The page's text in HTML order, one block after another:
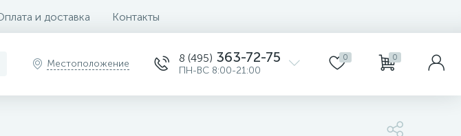
и доставка Контакты
Местоположение 8 (495) 363-72-75
ПН-ВС 8:00-21:00
0 0